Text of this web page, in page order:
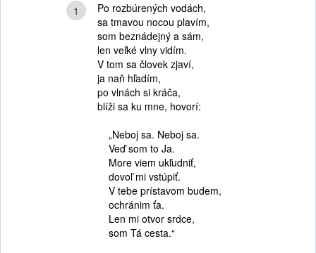
1
Po rozbúrených vodách,
sa tmavou nocou plavím,
som beznádejný a sám,
len veľké vlny vidím.
V tom sa človek zjaví,
ja naň hľadím,
po vlnách si kráča,
blíži sa ku mne, hovorí:
„Neboj sa. Neboj sa.
Veď som to Ja.
More viem ukľudniť,
dovoľ mi vstúpiť.
V tebe prístavom budem,
ochránim ťa.
Len mi otvor srdce,
som Tá cesta.“